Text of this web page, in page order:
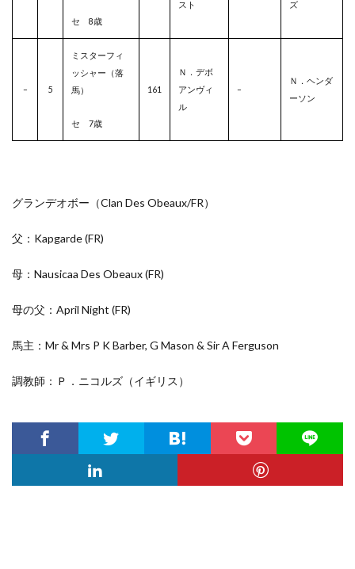
セ 8歳
スト
ズ
– 5
ミスターフィ
ッシャー（落
馬）
セ 7歳
161
Ｎ．デボ
アンヴィ
ル
–
Ｎ．ヘンダ
ーソン
グランデオボー（Clan Des Obeaux/FR）
父：Kapgarde(FR)
母：Nausicaa Des Obeaux(FR)
母の父：April Night (FR)
馬主：Mr & Mrs P K Barber, G Mason & Sir A Ferguson
調教師：Ｐ．ニコルズ（イギリス）